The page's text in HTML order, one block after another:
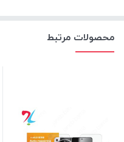
محصولات مرتبط